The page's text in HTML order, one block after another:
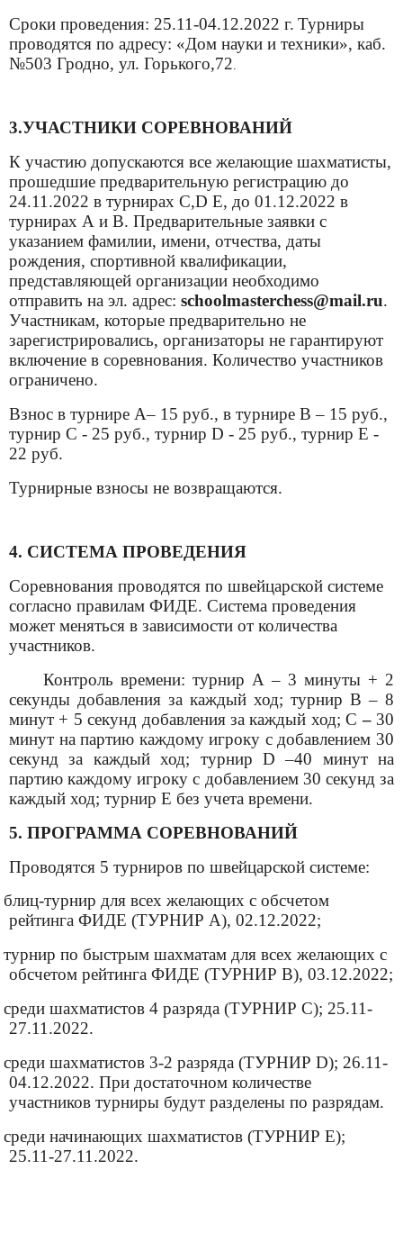
Сроки проведения: 25.11-04.12.2022 г. Турниры
проводятся по адресу: «Дом науки и техники», каб.
№503 Гродно, ул. Горького,72
3.УЧАСТНИКИ СОРЕВНОВАНИЙ
К участию допускаются все желающие шахматисты,
прошедшие предварительную регистрацию до
24.11.2022 в турнирах С,D Е, до 01.12.2022 в
турнирах А и В. Предварительные заявки с
указанием фамилии, имени, отчества, даты
рождения, спортивной квалификации,
представляющей организации необходимо
отправить на эл. адрес: schoolmasterchess@mail.ru.
Участникам, которые предварительно не
зарегистрировались, организаторы не гарантируют
включение в соревнования. Количество участников
ограничено.
Взнос в турнире А– 15 руб., в турнире В – 15 руб.,
турнир С - 25 руб., турнир D - 25 руб., турнир Е -
22 руб.
Турнирные взносы не возвращаются.
4. СИСТЕМА ПРОВЕДЕНИЯ
Соревнования проводятся по швейцарской системе
согласно правилам ФИДЕ. Система проведения
может меняться в зависимости от количества
участников.
Контроль времени: турнир А – 3 минуты + 2
секунды добавления за каждый ход; турнир В – 8
минут + 5 секунд добавления за каждый ход; С – 30
минут на партию каждому игроку с добавлением 30
секунд за каждый ход; турнир D–40 минут на
партию каждому игроку с добавлением 30 секунд за
каждый ход; турнир Е без учета времени.
5. ПРОГРАММА СОРЕВНОВАНИЙ
Проводятся 5 турниров по швейцарской системе:
блиц-турнир для всех желающих с обсчетом
рейтинга ФИДЕ (ТУРНИР А), 02.12.2022;
турнир по быстрым шахматам для всех желающих с
обсчетом рейтинга ФИДЕ (ТУРНИР В), 03.12.2022;
среди шахматистов 4 разряда (ТУРНИР С); 25.11-
27.11.2022.
среди шахматистов 3-2 разряда (ТУРНИР D); 26.11-
04.12.2022. При достаточном количестве
участников турниры будут разделены по разрядам.
среди начинающих шахматистов (ТУРНИР E);
25.11-27.11.2022.